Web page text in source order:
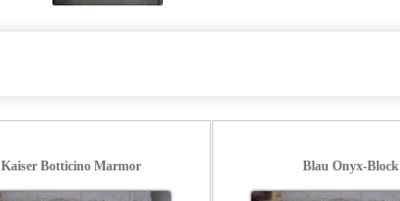
Kaiser Botticino Marmor Blau Onyx-Block